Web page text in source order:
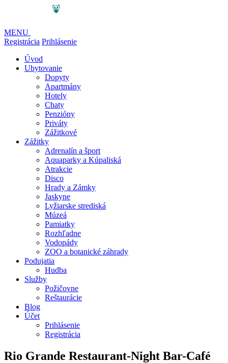
MENU
Registrácia Prihlásenie
Úvod
Ubytovanie
Dopyty
Apartmány
Hotely
Chaty
Penzióny
Priváty
Zážitkové
Zážitky
Adrenalín a šport
Aquaparky a Kúpaliská
Atrakcie
Disco
Hrady a Zámky
Jaskyne
Lyžiarske strediská
Múzeá
Pamiatky
Rozhľadne
Vodopády
ZOO a botanické záhrady
Podujatia
Hudba
Služby
Požičovne
Reštaurácie
Blog
Účet
Prihlásenie
Registrácia
Rio Grande Restaurant-Night Bar-Café